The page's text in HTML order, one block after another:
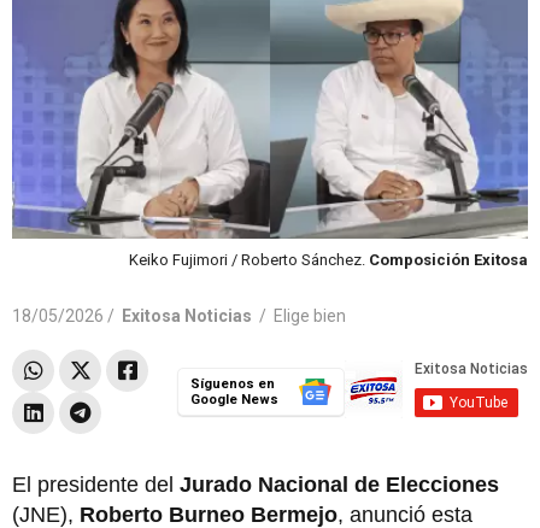
Keiko Fujimori / Roberto Sánchez. Composición Exitosa
18/05/2026 / Exitosa Noticias / Elige bien
Síguenos en
Google News
El presidente del Jurado Nacional de Elecciones
(JNE), Roberto Burneo Bermejo, anunció esta